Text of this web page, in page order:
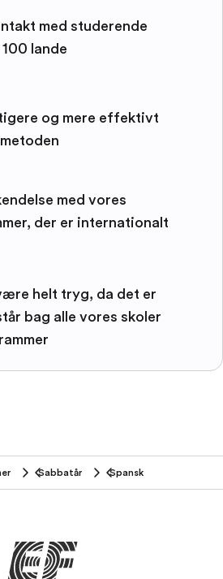
med studerende
lande
og mere effektivt
med vores
der er internationalt
helt tryg, da det er
bag alle vores skoler
Sabbatår Spansk